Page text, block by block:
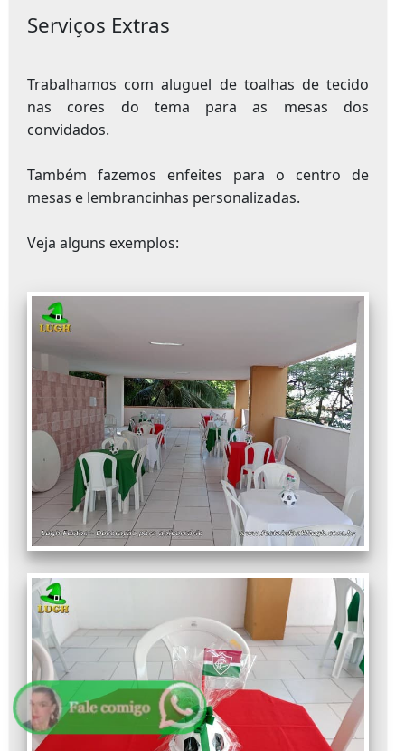
Serviços Extras
Trabalhamos com aluguel de toalhas de tecido
nas cores do tema para as mesas dos
convidados.
Também fazemos enfeites para o centro de
mesas e lembrancinhas personalizadas.
Veja alguns exemplos: